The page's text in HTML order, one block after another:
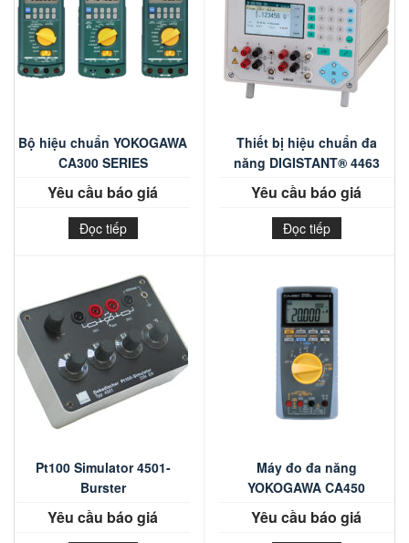
Bộ hiệu chuẩn YOKOGAWA
CA300 SERIES
Yêu cầu báo giá
Đọc tiếp
Thiết bị hiệu chuẩn đa
năng DIGISTANT® 4463
Yêu cầu báo giá
Đọc tiếp
Pt100 Simulator 4501-
Burster
Yêu cầu báo giá
Máy đo đa năng
YOKOGAWA CA450
Yêu cầu báo giá